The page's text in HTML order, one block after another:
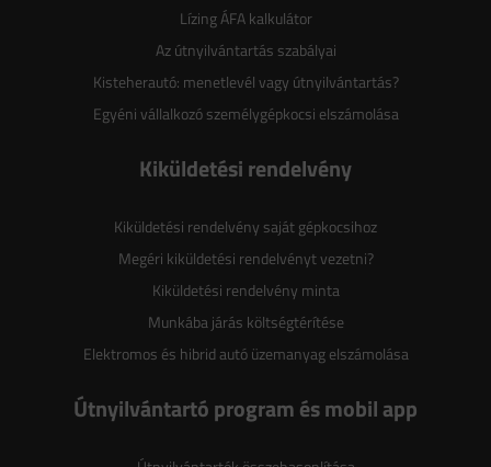
Lízing ÁFA kalkulátor
Az útnyilvántartás szabályai
Kisteherautó: menetlevél vagy útnyilvántartás?
Egyéni vállalkozó személygépkocsi elszámolása
Kiküldetési rendelvény
Kiküldetési rendelvény saját gépkocsihoz
Megéri kiküldetési rendelvényt vezetni?
Kiküldetési rendelvény minta
Munkába járás költségtérítése
Elektromos és hibrid autó üzemanyag elszámolása
Útnyilvántartó program és mobil app